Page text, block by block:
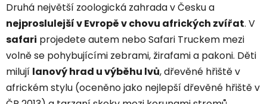
Druhá největší zoologická zahrada v Česku a
nejproslulejší v Evropě v chovu afrických zvířat. V
safari projedete autem nebo Safari Truckem mezi
volně se pohybujícími zebrami, žirafami a pakoni. Děti
milují lanový hrad u výběhu lvů, dřevěné hřiště v
africkém stylu (oceněno jako nejlepší dřevěné hřiště v